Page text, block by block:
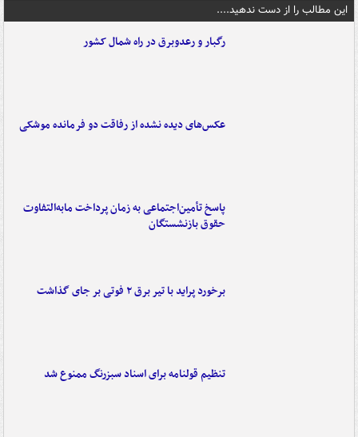
این مطالب را از دست ندهید....
رگبار و رعدوبرق در راه شمال کشور
عکس‌های دیده نشده از رفاقت دو فرمانده‌ موشکی
پاسخ تأمین‌اجتماعی به زمان پرداخت مابه‌التفاوت
حقوق بازنشستگان
برخورد پراید با تیر برق ۲ فوتی بر جای گذاشت
تنظیم قولنامه برای اسناد سبزرنگ ممنوع شد